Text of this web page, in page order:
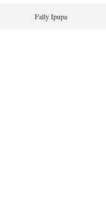
Fally Ipupa